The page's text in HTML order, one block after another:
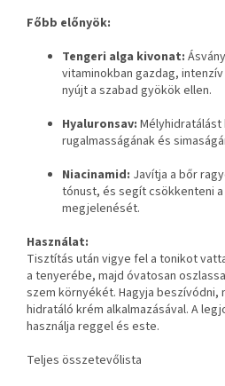
Főbb előnyök:
Tengeri alga kivonat:
vitaminokban gazdag,
nyújt a szabad gyökök ellen.
Hyaluronsav:
rugalmasságának és
Niacinamid: Javítja a bőr
tónust, és segít csökkenteni
megjelenését.
Használat:
Tisztítás után vigye fel a tonikot
a tenyerébe, majd óvatosan
szem környékét. Hagyja beszívódni,
hidratáló krém alkalmazásával. A
használja reggel és este.
Teljes összetevőlista